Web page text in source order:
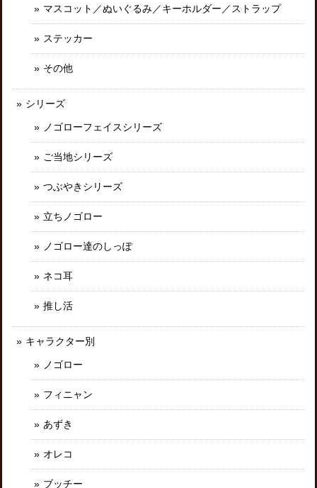
マスコット／ぬいぐるみ／キーホルダー／ストラップ
ステッカー
その他
シリーズ
ノゴローフェイスシリーズ
ご当地シリーズ
つぶやきシリーズ
立ちノゴロー
ノゴロー達のしっぽ
ネコ耳
推し活
キャラクター別
ノゴロー
フィニャン
あずき
オレコ
ブッチー